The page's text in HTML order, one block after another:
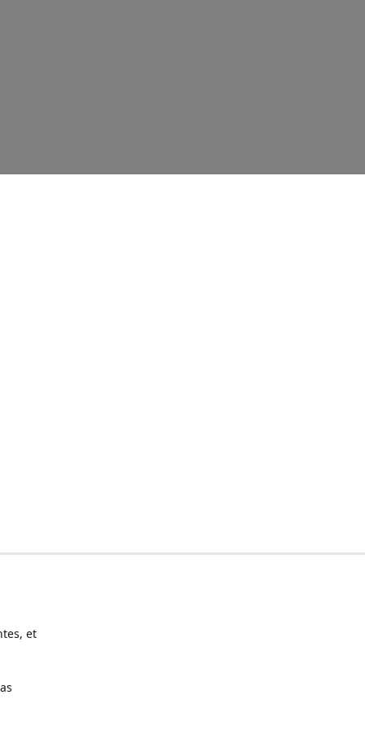
et